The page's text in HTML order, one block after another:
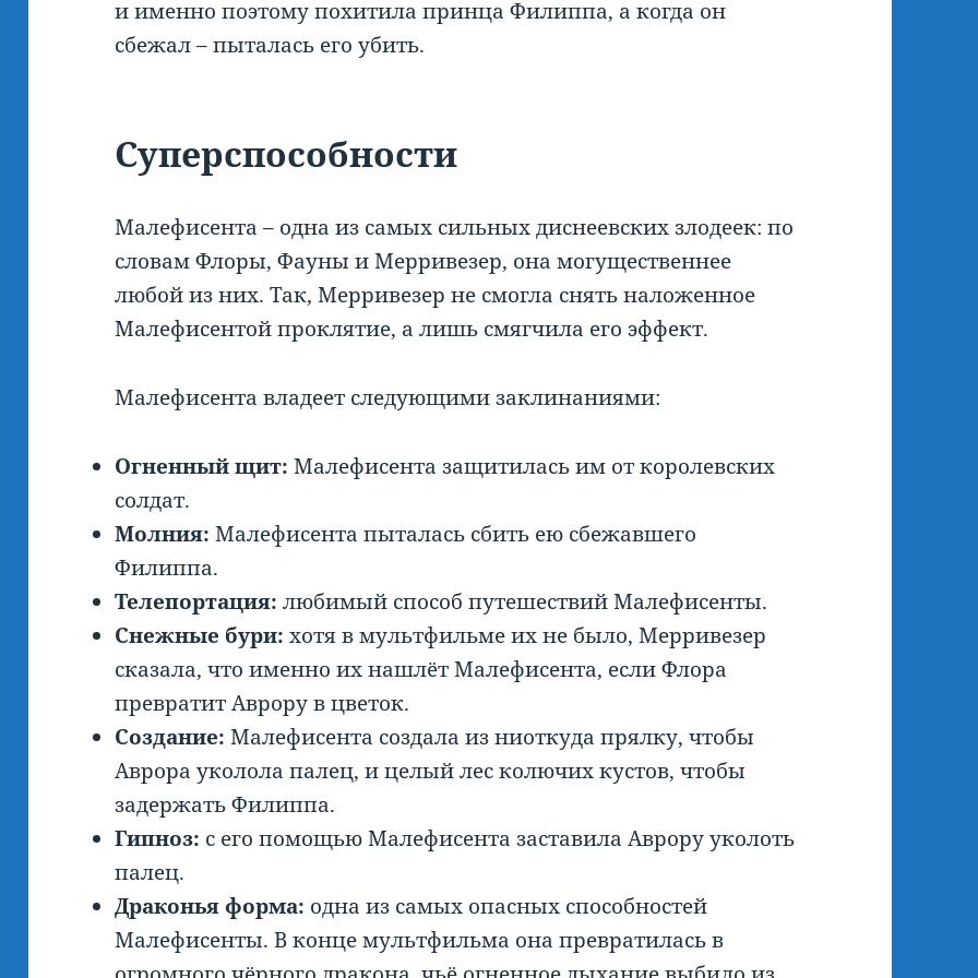
и именно поэтому похитила принца Филиппа, а когда он
сбежал – пыталась его убить.
Суперспособности
Малефисента – одна из самых сильных диснеевских злодеек: по
словам Флоры, Фауны и Мерривезер, она могущественнее
любой из них. Так, Мерривезер не смогла снять наложенное
Малефисентой проклятие, а лишь смягчила его эффект.
Малефисента владеет следующими заклинаниями:
Огненный щит:Малефисента защитилась им от королевских
солдат.
Молния:Малефисента пыталась сбить ею сбежавшего
Филиппа.
Телепортация:любимый способ путешествий Малефисенты.
Снежные бури:хотя в мультфильме их не было, Мерривезер
сказала, что именно их нашлёт Малефисента, если Флора
превратит Аврору в цветок.
Создание:Малефисента создала из ниоткуда прялку, чтобы
Аврора уколола палец, и целый лес колючих кустов, чтобы
задержать Филиппа.
Гипноз: с его помощью Малефисента заставила Аврору уколоть
палец.
Драконья форма: одна из самых опасных способностей
Малефисенты. В конце мультфильма она превратилась в